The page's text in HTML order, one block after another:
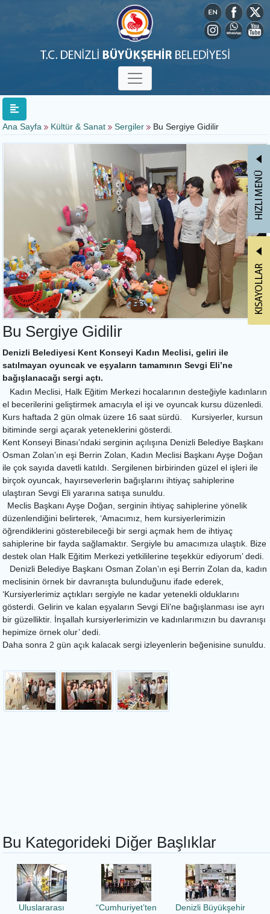
Ana Sayfa Kültür & Sanat Sergiler Bu Sergiye Gidilir
Bu Sergiye Gidilir
Denizli Belediyesi Kent Konseyi Kadın Meclisi, geliri ile
satılmayan oyuncak ve eşyaların tamamının Sevgi Eli’ne
bağışlanacağı sergi açtı.
Kadın Meclisi, Halk Eğitim Merkezi hocalarının desteğiyle kadınların
el becerilerini geliştirmek amacıyla el işi ve oyuncak kursu düzenledi.
Kurs haftada 2 gün olmak üzere 16 saat sürdü. Kursiyerler, kursun
bitiminde sergi açarak yeteneklerini gösterdi.
Kent Konseyi Binası’ndaki serginin açılışına Denizli Belediye Başkanı
Osman Zolan’ın eşi Berrin Zolan, Kadın Meclisi Başkanı Ayşe Doğan
ile çok sayıda davetli katıldı. Sergilenen birbirinden güzel el işleri ile
birçok oyuncak, hayırseverlerin bağışlarını ihtiyaç sahiplerine
ulaştıran Sevgi Eli yararına satışa sunuldu.
Meclis Başkanı Ayşe Doğan, serginin ihtiyaç sahiplerine yönelik
düzenlendiğini belirterek, ‘Amacımız, hem kursiyerlerimizin
öğrendiklerini gösterebileceği bir sergi açmak hem de ihtiyaç
sahiplerine bir fayda sağlamaktır. Sergiyle bu amacımıza ulaştık. Bize
destek olan Halk Eğitim Merkezi yetkililerine teşekkür ediyorum’ dedi.
Denizli Belediye Başkanı Osman Zolan’ın eşi Berrin Zolan da, kadın
meclisinin örnek bir davranışta bulunduğunu ifade ederek,
‘Kursiyerlerimiz açtıkları sergiyle ne kadar yetenekli olduklarını
gösterdi. Gelirin ve kalan eşyaların Sevgi Eli’ne bağışlanması ise ayrı
bir güzelliktir. İnşallah kursiyerlerimizin ve kadınlarımızın bu davranışı
hepimize örnek olur’ dedi.
Daha sonra 2 gün açık kalacak sergi izleyenlerin beğenisine sunuldu.
Bu Kategorideki Diğer Başlıklar
Uluslararası
“Cumhuriyet’ten
Denizli Büyükşehir